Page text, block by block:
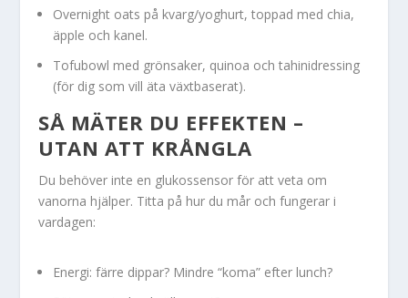
Overnight oats på kvarg/yoghurt, toppad med chia,
äpple och kanel.
Tofubowl med grönsaker, quinoa och tahinidressing
(för dig som vill äta växtbaserat).
SÅ MÄTER DU EFFEKTEN –
UTAN ATT KRÅNGLA
Du behöver inte en glukossensor för att veta om
vanorna hjälper. Titta på hur du mår och fungerar i
vardagen:
Energi: färre dippar? Mindre “koma” efter lunch?